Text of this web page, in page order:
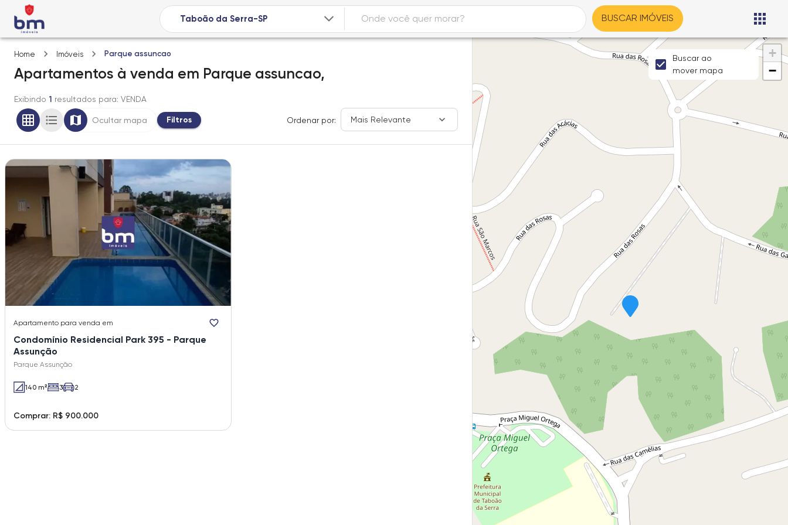
BUSCAR IMÓVEIS
Home Imóveis Parque assuncao
Apartamentos à venda em Parque assuncao,
Exibindo 1 resultados para: VENDA
Ocultar mapa Filtros Ordenar por: Mais Relevante
Apartamento para venda em
Condomínio Residencial Park 395 - Parque
Assunção
Parque Assunção
140 m² 3 2
Comprar: R$ 900.000
+
−
Buscar ao
mover mapa